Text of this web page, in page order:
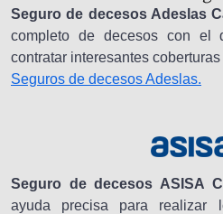
Seguro de decesos Adeslas
completo de decesos con el
contratar interesantes
Seguros de decesos Adeslas.
Seguro de decesos ASISA
ayuda precisa para realizar